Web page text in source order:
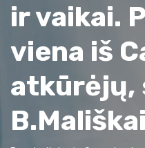
ir vaikai.
viena iš
atkūrėjų,